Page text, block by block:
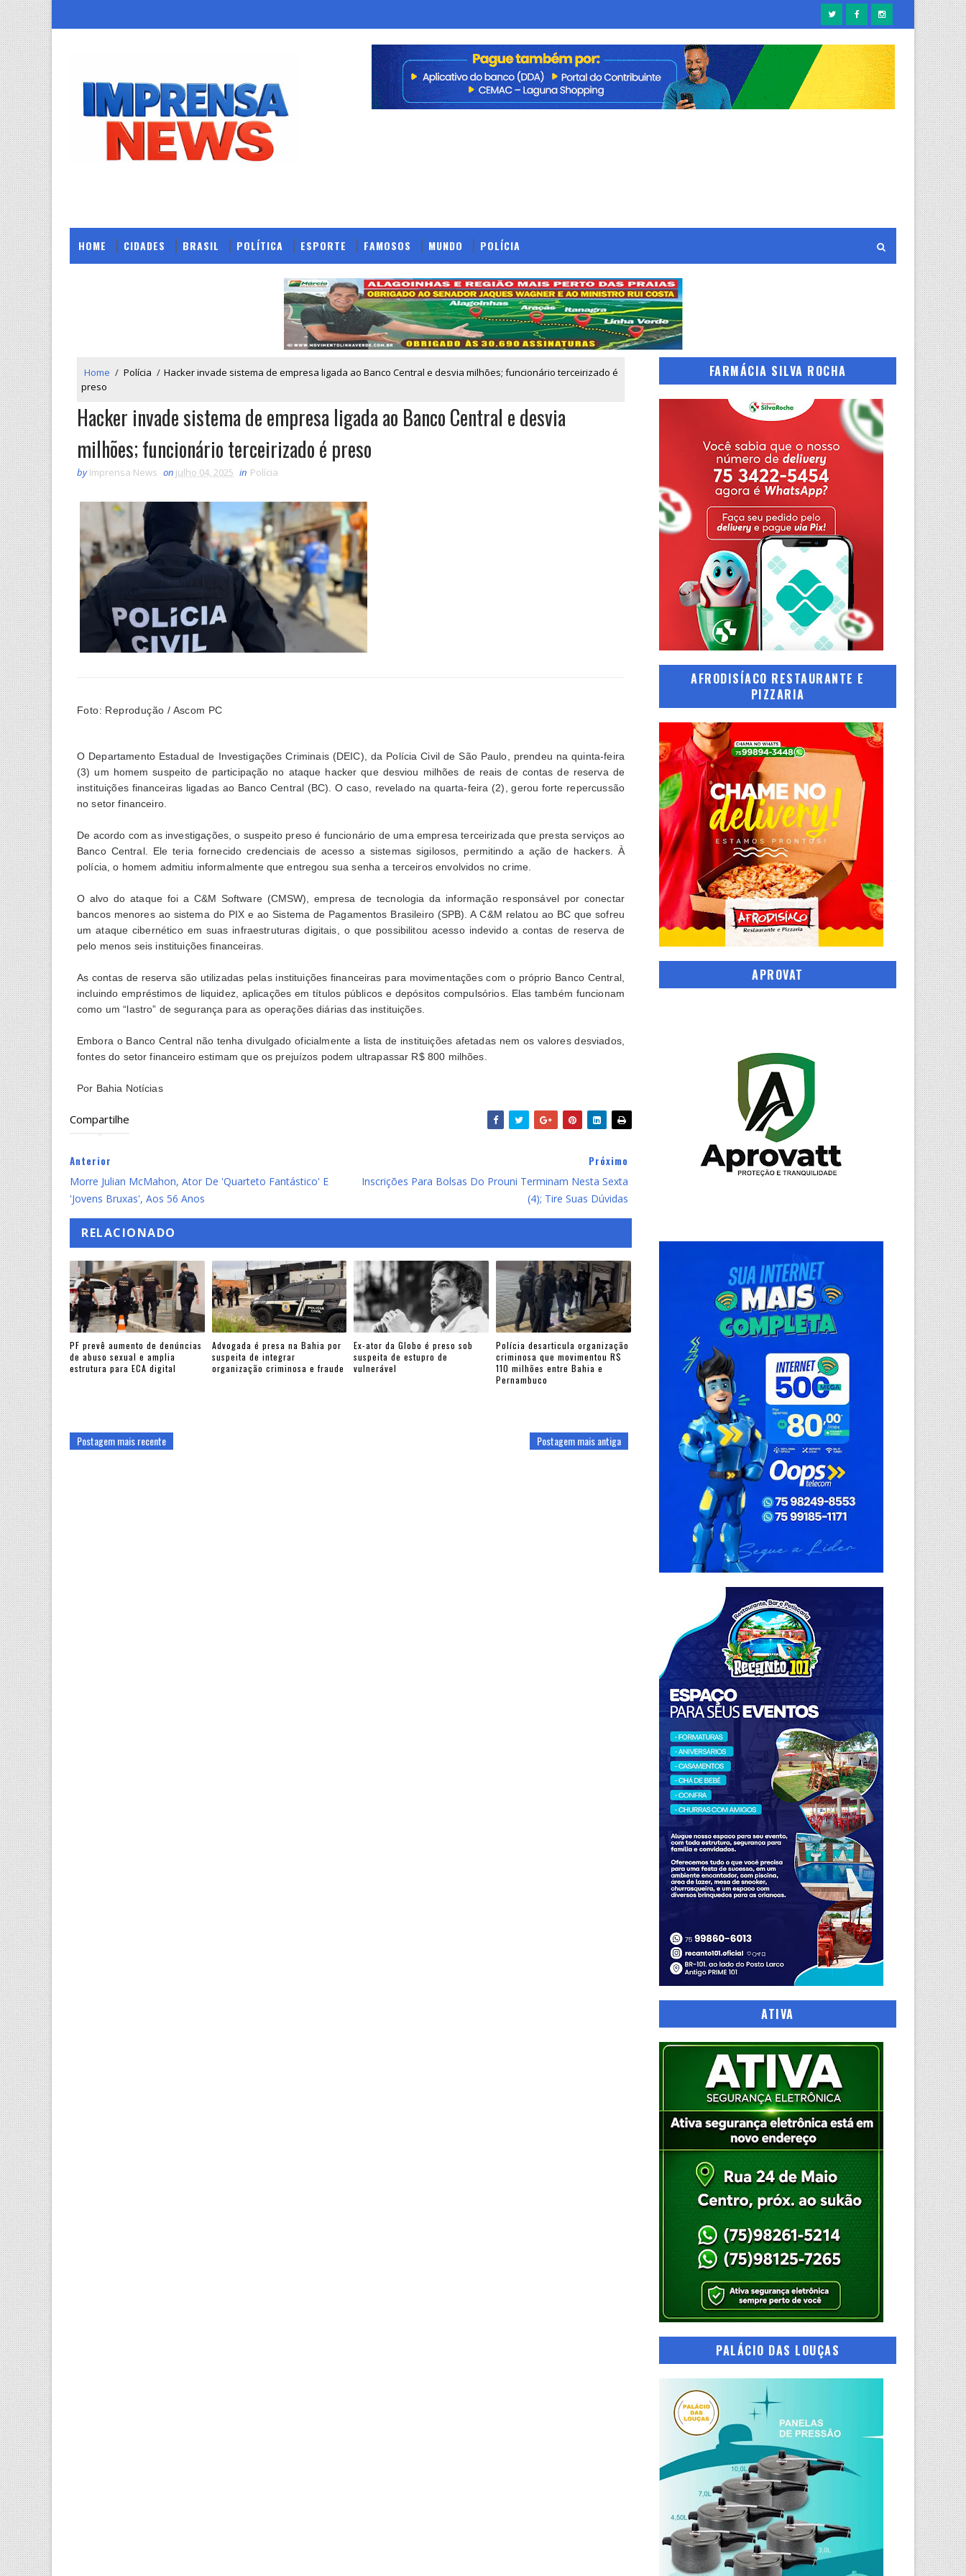
HOME CIDADES BRASIL POLÍTICA ESPORTE FAMOSOS MUNDO POLÍCIA
Home / Polícia / Hacker invade sistema de empresa ligada ao Banco Central e desvia milhões; funcionário terceirizado é
preso
Hacker invade sistema de empresa ligada ao Banco Central e desvia
milhões; funcionário terceirizado é preso
by Imprensa News on julho 04, 2025 in Polícia
Foto: Reprodução / Ascom PC
O Departamento Estadual de Investigações Criminais (DEIC), da Polícia Civil de São Paulo, prendeu na quinta-feira
(3) um homem suspeito de participação no ataque hacker que desviou milhões de reais de contas de reserva de
instituições financeiras ligadas ao Banco Central (BC). O caso, revelado na quarta-feira (2), gerou forte repercussão
no setor financeiro.
De acordo com as investigações, o suspeito preso é funcionário de uma empresa terceirizada que presta serviços ao
Banco Central. Ele teria fornecido credenciais de acesso a sistemas sigilosos, permitindo a ação de hackers. À
polícia, o homem admitiu informalmente que entregou sua senha a terceiros envolvidos no crime.
O alvo do ataque foi a C&M Software (CMSW), empresa de tecnologia da informação responsável por conectar
bancos menores ao sistema do PIX e ao Sistema de Pagamentos Brasileiro (SPB). A C&M relatou ao BC que sofreu
um ataque cibernético em suas infraestruturas digitais, o que possibilitou acesso indevido a contas de reserva de
pelo menos seis instituições financeiras.
As contas de reserva são utilizadas pelas instituições financeiras para movimentações com o próprio Banco Central,
incluindo empréstimos de liquidez, aplicações em títulos públicos e depósitos compulsórios. Elas também funcionam
como um “lastro” de segurança para as operações diárias das instituições.
Embora o Banco Central não tenha divulgado oficialmente a lista de instituições afetadas nem os valores desviados,
fontes do setor financeiro estimam que os prejuízos podem ultrapassar R$ 800 milhões.
Por Bahia Notícias
Compartilhe
Anterior
Morre Julian McMahon, Ator De 'Quarteto Fantástico' E
'Jovens Bruxas', Aos 56 Anos
Próximo
Inscrições Para Bolsas Do Prouni Terminam Nesta Sexta
(4); Tire Suas Dúvidas
RELACIONADO
PF prevê aumento de denúncias
de abuso sexual e amplia
estrutura para ECA digital
Advogada é presa na Bahia por
suspeita de integrar
organização criminosa e fraude
Ex-ator da Globo é preso sob
suspeita de estupro de
vulnerável
Polícia desarticula organização
criminosa que movimentou R$
110 milhões entre Bahia e
Pernambuco
Postagem mais recente Postagem mais antiga
FARMÁCIA SILVA ROCHA
AFRODISÍACO RESTAURANTE E
PIZZARIA
APROVAT
ATIVA
PALÁCIO DAS LOUÇAS